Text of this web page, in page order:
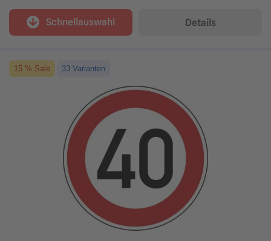
Schnellauswahl Details
15 % Sale 33 Varianten